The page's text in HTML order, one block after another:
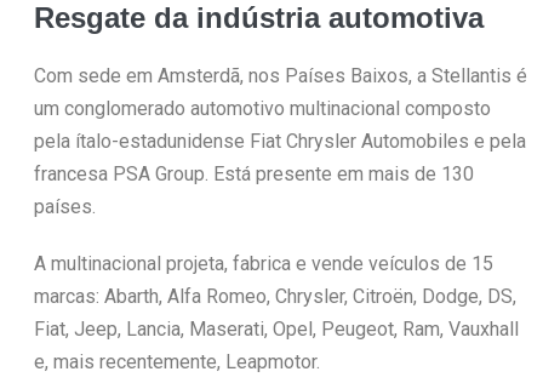
Resgate da indústria automotiva
Com sede em Amsterdã, nos Países Baixos, a Stellantis é
um conglomerado automotivo multinacional composto
pela ítalo-estadunidense Fiat Chrysler Automobiles e pela
francesa PSA Group. Está presente em mais de 130
países.
A multinacional projeta, fabrica e vende veículos de 15
marcas: Abarth, Alfa Romeo, Chrysler, Citroën, Dodge, DS,
Fiat, Jeep, Lancia, Maserati, Opel, Peugeot, Ram, Vauxhall
e, mais recentemente, Leapmotor.